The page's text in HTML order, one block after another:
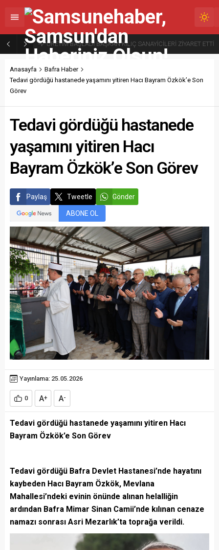
ÜRETİM BAŞLADI BAŞKAN KILIÇ SANAYİCİLERİ ZİYARET ETTİ
Anasayfa
Bafra Haber
Tedavi gördüğü hastanede yaşamını yitiren Hacı Bayram Özkök’e Son
Görev
Tedavi gördüğü hastanede
yaşamını yitiren Hacı
Bayram Özkök’e Son Görev
Paylaş Tweetle Gönder
ABONE OL
Yayınlama: 25.05.2026
0 A+ A-
Tedavi gördüğü hastanede yaşamını yitiren Hacı
Bayram Özkök’e Son Görev
Tedavi gördüğü Bafra Devlet Hastanesi’nde hayatını
kaybeden Hacı Bayram Özkök, Mevlana
Mahallesi’ndeki evinin önünde alınan helalliğin
ardından Bafra Mimar Sinan Camii’nde kılınan cenaze
namazı sonrası Asri Mezarlık’ta toprağa verildi.